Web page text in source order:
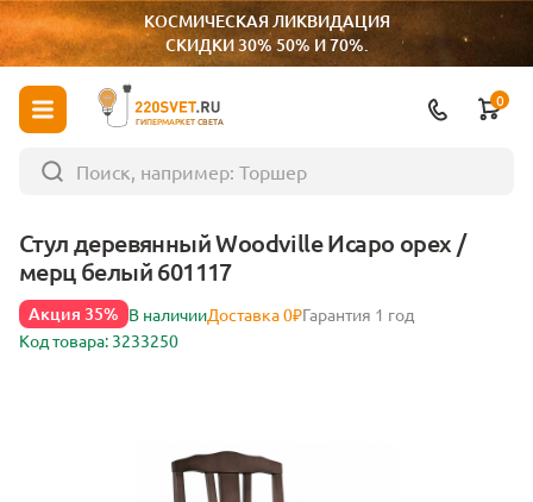
КОСМИЧЕСКАЯ ЛИКВИДАЦИЯ
СКИДКИ 30% 50% И 70%.
ГИПЕРМАРКЕТ СВЕТА
0
Стул деревянный Woodville Исаро орех /
мерц белый 601117
Акция 35% В наличииДоставка 0₽Гарантия 1 год
Код товара: 3233250